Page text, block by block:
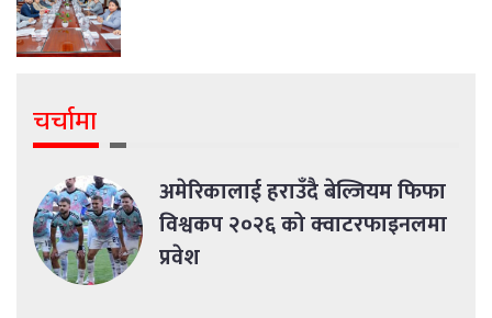
चर्चामा
अमेरिकालाई हराउँदै बेल्जियम फिफा
विश्वकप २०२६ को क्वाटरफाइनलमा
प्रवेश